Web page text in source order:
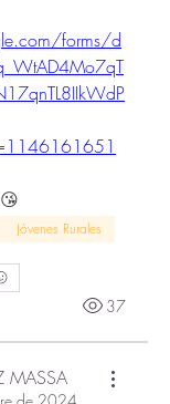
forms/d
Jóvenes Rurales
37
MASSA